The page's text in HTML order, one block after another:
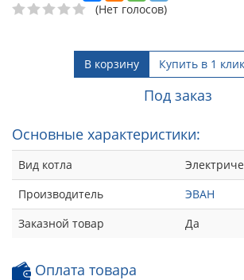
(Нет голосов)
В корзину Купить в 1 клик
Под заказ
Основные характеристики:
Вид котла
Производитель
ЭВАН
Заказной товар
Да
Оплата товара